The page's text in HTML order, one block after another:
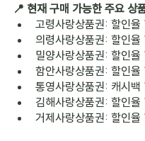
📍 현재 구매 가능한 주요 상
고령사랑상품권: 할인
의령사랑상품권: 할인
밀양사랑상품권: 할인
함안사랑상품권: 할인
통영사랑상품권: 캐시
김해사랑상품권: 할인
거제사랑상품권: 할인